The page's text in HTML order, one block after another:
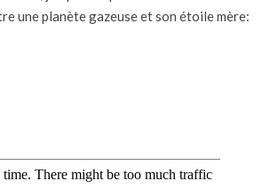
une planète gazeuse et son étoile mère: